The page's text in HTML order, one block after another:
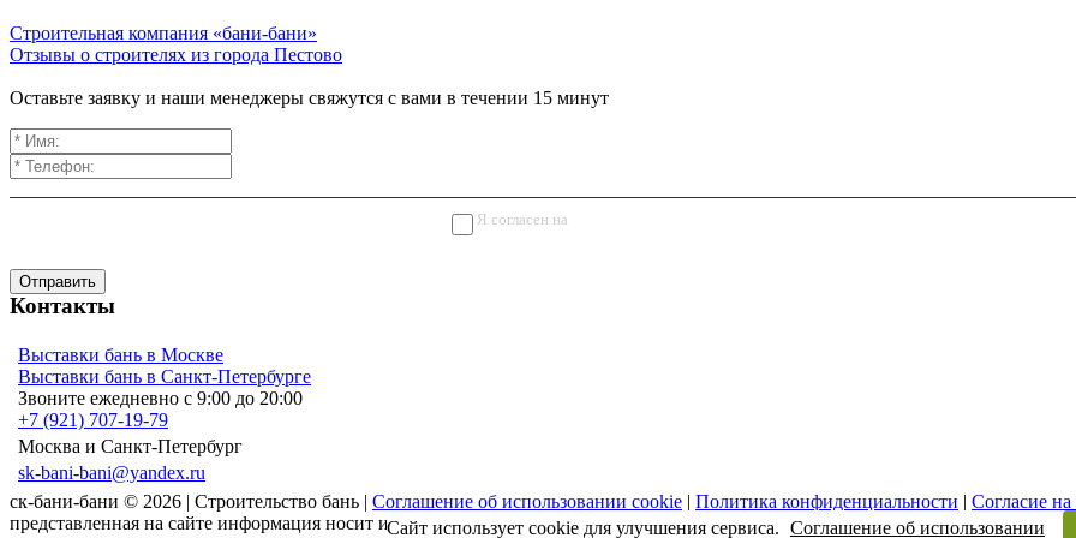
Строительная компания «бани-бани»
Отзывы о строителях из города Пестово
Оставьте заявку и наши менеджеры свяжутся с вами в течении 15 минут
Я согласен на
Отправить
Контакты
Выставки бань в Москве
Выставки бань в Санкт-Петербурге
Звоните ежедневно с 9:00 до 20:00
+7 (921) 707-19-79
Москва и Санкт-Петербург
sk-bani-bani@yandex.ru
ск-бани-бани © 2026 | Строительство бань | Соглашение об использовании cookie | Политика конфиденциальности | Согласие
представленная на сайте информация носит информационный характер и не является публичной офертой, определяемой
Сайт использует cookie для улучшения сервиса. Соглашение об использовании